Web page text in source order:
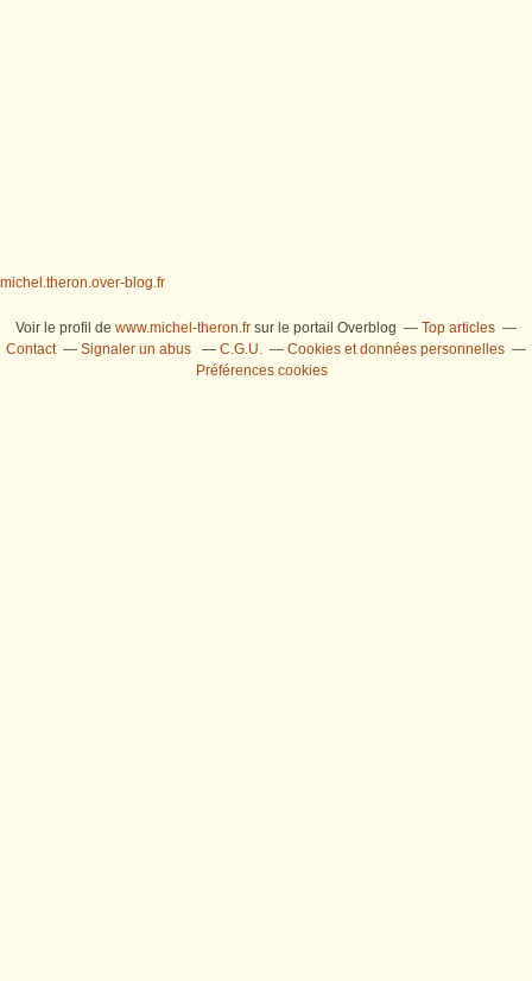
michel.theron.over-blog.fr
Voir le profil de www.michel-theron.fr sur le portail Overblog
Top articles
Contact
Signaler un abus C.G.U.
Cookies et données personnelles
Préférences cookies